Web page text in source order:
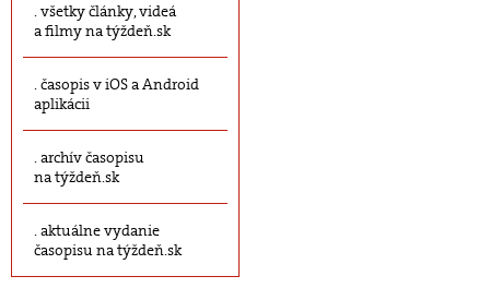
všetky články, videá
a filmy na týždeň.sk
časopis v iOS a Android
aplikácii
archív časopisu
na týždeň.sk
aktuálne vydanie
časopisu na týždeň.sk